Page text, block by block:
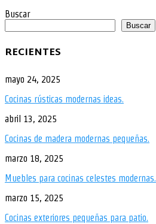
Buscar
Buscar
RECIENTES
mayo 24, 2025
Cocinas rústicas modernas ideas.
abril 13, 2025
Cocinas de madera modernas pequeñas.
marzo 18, 2025
Muebles para cocinas celestes modernas.
marzo 15, 2025
Cocinas exteriores pequeñas para patio.